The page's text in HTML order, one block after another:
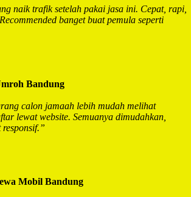
naik trafik setelah pakai jasa ini. Cepat, rapi,
banget buat pemula seperti
Bandung
calon jamaah lebih mudah melihat
lewat website. Semuanya dimudahkan,
Mobil Bandung